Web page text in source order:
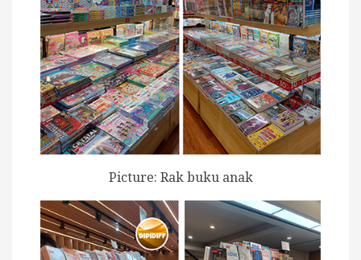
Picture: Rak buku anak